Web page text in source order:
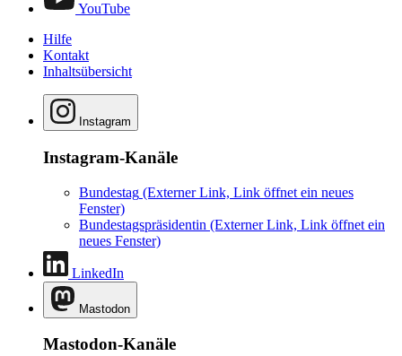
YouTube
Hilfe
Kontakt
Inhaltsübersicht
Instagram
Instagram-Kanäle
Bundestag (Externer Link, Link öffnet ein neues
Fenster)
Bundestagspräsidentin (Externer Link, Link öffnet ein
neues Fenster)
LinkedIn
Mastodon
Mastodon-Kanäle